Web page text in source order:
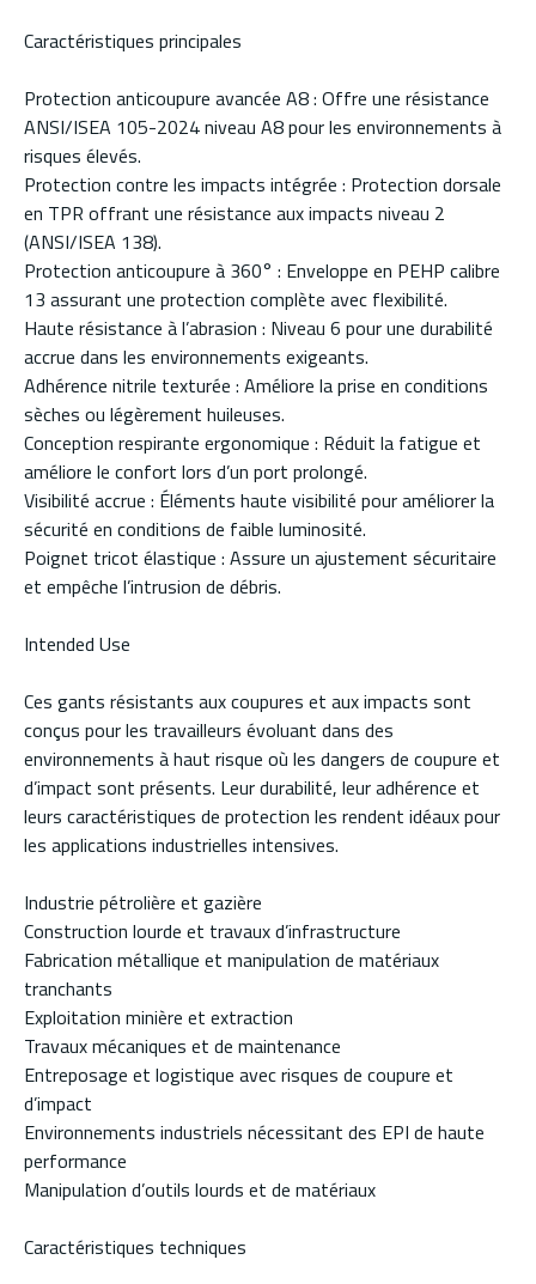
Caractéristiques principales
Protection anticoupure avancée A8 : Offre une résistance
ANSI/ISEA 105-2024 niveau A8 pour les environnements à
risques élevés.
Protection contre les impacts intégrée : Protection dorsale
en TPR offrant une résistance aux impacts niveau 2
(ANSI/ISEA 138).
Protection anticoupure à 360° : Enveloppe en PEHP calibre
13 assurant une protection complète avec flexibilité.
Haute résistance à l’abrasion : Niveau 6 pour une durabilité
accrue dans les environnements exigeants.
Adhérence nitrile texturée : Améliore la prise en conditions
sèches ou légèrement huileuses.
Conception respirante ergonomique : Réduit la fatigue et
améliore le confort lors d’un port prolongé.
Visibilité accrue : Éléments haute visibilité pour améliorer la
sécurité en conditions de faible luminosité.
Poignet tricot élastique : Assure un ajustement sécuritaire
et empêche l’intrusion de débris.
Intended Use
Ces gants résistants aux coupures et aux impacts sont
conçus pour les travailleurs évoluant dans des
environnements à haut risque où les dangers de coupure et
d’impact sont présents. Leur durabilité, leur adhérence et
leurs caractéristiques de protection les rendent idéaux pour
les applications industrielles intensives.
Industrie pétrolière et gazière
Construction lourde et travaux d’infrastructure
Fabrication métallique et manipulation de matériaux
tranchants
Exploitation minière et extraction
Travaux mécaniques et de maintenance
Entreposage et logistique avec risques de coupure et
d’impact
Environnements industriels nécessitant des EPI de haute
performance
Manipulation d’outils lourds et de matériaux
Caractéristiques techniques